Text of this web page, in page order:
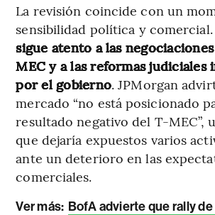
La revisión coincide con un
sensibilidad política y comercial.
sigue atento a las
MEC y a las reformas judiciales
por el gobierno. JPMorgan
mercado “no está posicionado
resultado negativo del T-MEC”,
que dejaría expuestos varios
ante un deterioro en las
comerciales.
Ver más: BofA advierte que rally